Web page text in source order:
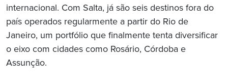
internacional. Com Salta, já são seis destinos fora do
país operados regularmente a partir do Rio de
Janeiro, um portfólio que finalmente tenta diversificar
o eixo com cidades como Rosário, Córdoba e
Assunção.